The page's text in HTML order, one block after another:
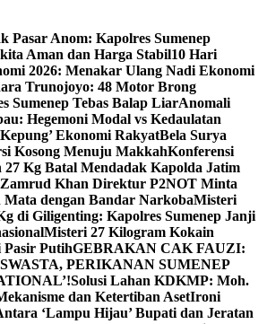
Pasar Anom: Kapolres Sumenep
Aman dan Harga Stabil10 Hari
2026: Menakar Ulang Nadi Ekonomi
Trunojoyo: 48 Motor Brong
Sumenep Tebas Balap LiarAnomali
Hegemoni Modal vs Kedaulatan
Ekonomi RakyatBela Surya
Kosong Menuju MakkahKonferensi
27 Kg Batal Mendadak Kapolda Jatim
Zamrud Khan Direktur P2NOT Minta
dengan Bandar NarkobaMisteri
di Giligenting: Kapolres Sumenep Janji
Misteri 27 Kilogram Kokain
PutihGEBRAKAN CAK FAUZI:
PERIKANAN SUMENEP
Solusi Lahan KDKMP: Moh.
dan Ketertiban AsetIroni
‘Lampu Hijau’ Bupati dan Jeratan